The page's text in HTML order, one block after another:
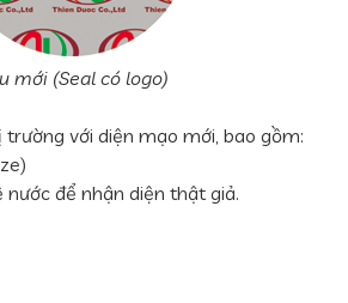
mới (Seal có logo)
với diện mạo mới, bao gồm:
nước để nhận diện thật giả.